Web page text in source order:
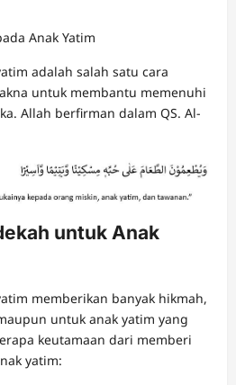
Anak Yatim
adalah salah satu cara
untuk membantu memenuhi
Allah berfirman dalam QS. Al-
untuk Anak
memberikan banyak hikmah,
untuk anak yatim yang
keutamaan dari memberi
yatim: